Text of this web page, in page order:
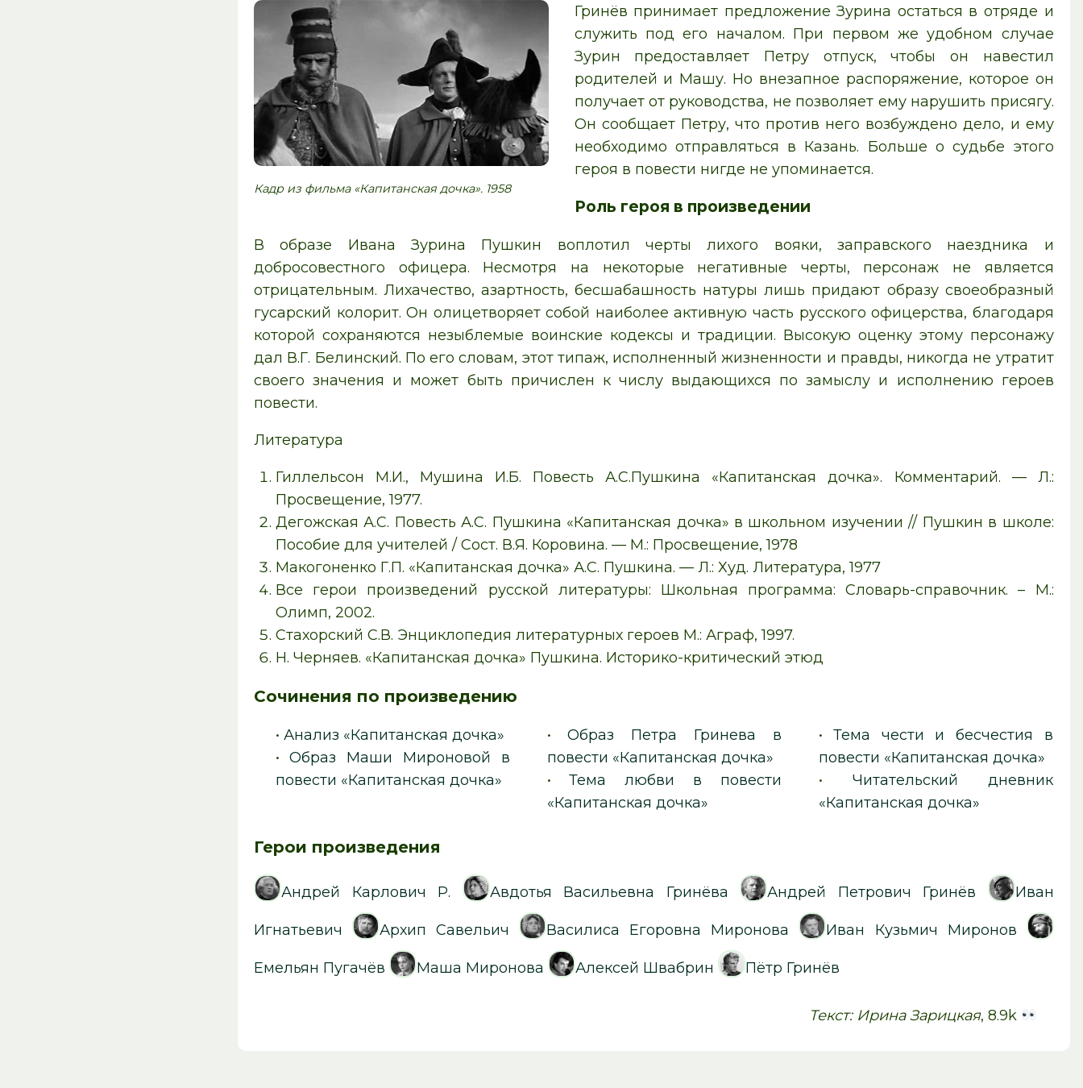
Кадр из фильма «Капитанская дочка». 1958
Гринёв принимает предложение Зурина остаться в отряде и
служить под его началом. При первом же удобном случае
Зурин предоставляет Петру отпуск, чтобы он навестил
родителей и Машу. Но внезапное распоряжение, которое он
получает от руководства, не позволяет ему нарушить присягу.
Он сообщает Петру, что против него возбуждено дело, и ему
необходимо отправляться в Казань. Больше о судьбе этого
героя в повести нигде не упоминается.
Роль героя в произведении
В образе Ивана Зурина Пушкин воплотил черты лихого вояки, заправского наездника и
добросовестного офицера. Несмотря на некоторые негативные черты, персонаж не является
отрицательным. Лихачество, азартность, бесшабашность натуры лишь придают образу своеобразный
гусарский колорит. Он олицетворяет собой наиболее активную часть русского офицерства, благодаря
которой сохраняются незыблемые воинские кодексы и традиции. Высокую оценку этому персонажу
дал В.Г. Белинский. По его словам, этот типаж, исполненный жизненности и правды, никогда не утратит
своего значения и может быть причислен к числу выдающихся по замыслу и исполнению героев
повести.
Литература
Гиллельсон М.И., Мушина И.Б. Повесть А.С.Пушкина «Капитанская дочка». Комментарий. — Л.:
Просвещение, 1977.
Дегожская А.С. Повесть А.С. Пушкина «Капитанская дочка» в школьном изучении // Пушкин в школе:
Пособие для учителей / Сост. В.Я. Коровина. — М.: Просвещение, 1978
Макогоненко Г.П. «Капитанская дочка» А.С. Пушкина. — Л.: Худ. Литература, 1977
Все герои произведений русской литературы: Школьная программа: Словарь-справочник. – М.:
Олимп, 2002.
Стахорский С.В. Энциклопедия литературных героев М.: Аграф, 1997.
Н. Черняев. «Капитанская дочка» Пушкина. Историко-критический этюд
Сочинения по произведению
•Анализ «Капитанская дочка»
•Образ Маши Мироновой в
повести «Капитанская дочка»
• Образ Петра Гринева в
повести «Капитанская дочка»
• Тема любви в повести
«Капитанская дочка»
• Тема чести и бесчестия в
повести «Капитанская дочка»
• Читательский дневник
«Капитанская дочка»
Герои произведения
Андрей Карлович Р. Авдотья Васильевна Гринёва Андрей Петрович Гринёв Иван
Игнатьевич Архип Савельич Василиса Егоровна Миронова Иван Кузьмич Миронов
Емельян Пугачёв Маша Миронова Алексей Швабрин Пётр Гринёв
Текст: Ирина Зарицкая, 8.9k